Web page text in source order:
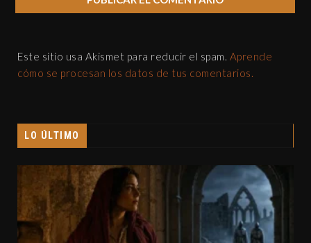
Este sitio usa Akismet para reducir el spam. Aprende
cómo se procesan los datos de tus comentarios.
LO ÚLTIMO